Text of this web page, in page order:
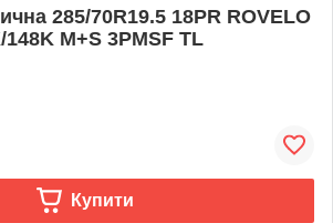
285/70R19.5 18PR ROVELO
148K M+S 3PMSF TL
Купити